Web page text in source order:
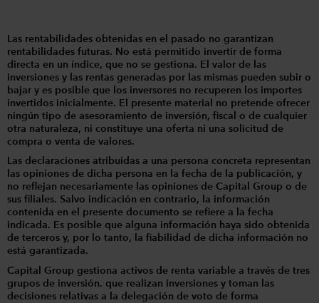
Las rentabilidades obtenidas en el pasado no garantizan
rentabilidades futuras. No está permitido invertir de forma
directa en un índice, que no se gestiona. El valor de las
inversiones y las rentas generadas por las mismas pueden subir o
bajar y es posible que los inversores no recuperen los importes
invertidos inicialmente. El presente material no pretende ofrecer
ningún tipo de asesoramiento de inversión, fiscal o de cualquier
otra naturaleza, ni constituye una oferta ni una solicitud de
compra o venta de valores.
Las declaraciones atribuidas a una persona concreta representan
las opiniones de dicha persona en la fecha de la publicación, y
no reflejan necesariamente las opiniones de Capital Group o de
sus filiales. Salvo indicación en contrario, la información
contenida en el presente documento se refiere a la fecha
indicada. Es posible que alguna información haya sido obtenida
de terceros y, por lo tanto, la fiabilidad de dicha información no
está garantizada.
Capital Group gestiona activos de renta variable a través de tres
grupos de inversión. que realizan inversiones y toman las
decisiones relativas a la delegación de voto de forma